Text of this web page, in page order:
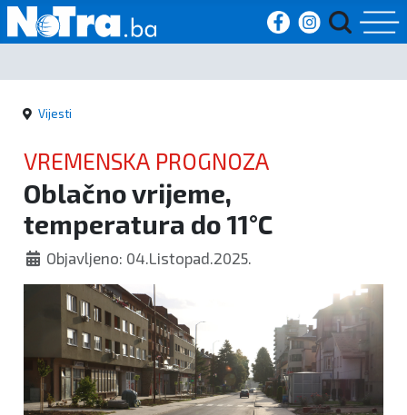
Početna
Vijesti
Sport
Kultura
Crna
kronika
Politika
Zanimljivosti
Vijesti
VREMENSKA PROGNOZA
Oblačno vrijeme,
temperatura do 11°C
Objavljeno: 04.Listopad.2025.